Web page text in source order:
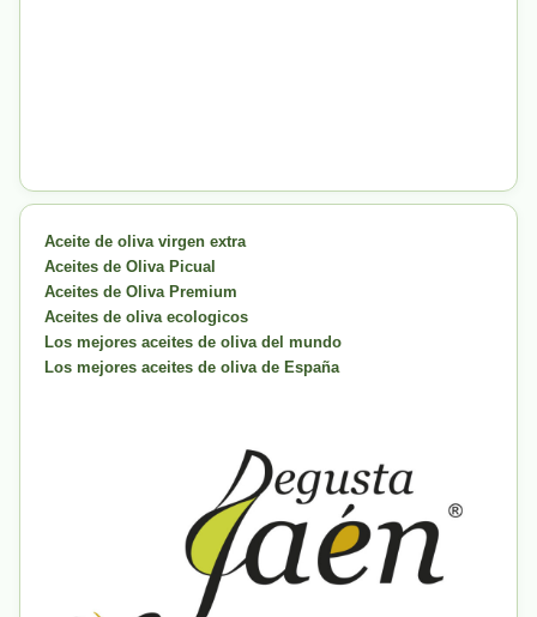
Aceite de oliva virgen extra
Aceites de Oliva Picual
Aceites de Oliva Premium
Aceites de oliva ecologicos
Los mejores aceites de oliva del mundo
Los mejores aceites de oliva de España